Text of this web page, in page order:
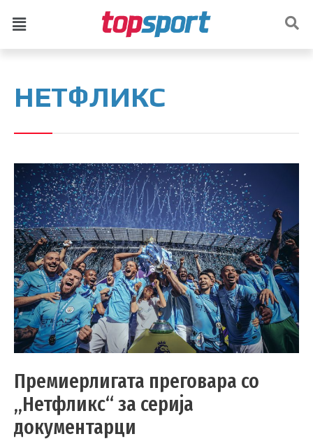
НЕТФЛИКС
Премиерлигата преговара со
„Нетфликс“ за серија
документарци